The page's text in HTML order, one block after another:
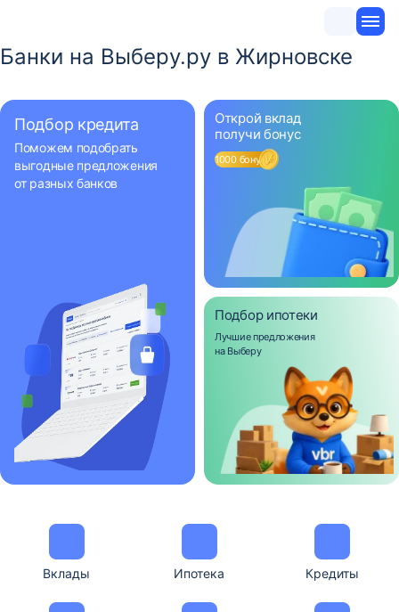
Банки на Выберу.ру в Жирновске
Подбор кредита
Поможем подобрать
выгодные предложения
от разных банков
Открой вклад
получи бонус
1000 бонусов
Подбор ипотеки
Лучшие предложения
на Выберу
Вклады Ипотека Кредиты